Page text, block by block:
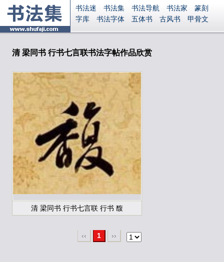
书法迷 书法集 书法导航 书法家
篆刻
字库
书法字体 五体书 古风书
甲骨文
集字
字形 大字 篆刻之家
起名
识字 英语 印章
字体下载
免费字体
Ai矢量
南无阿弥陀佛
安全网站
显广告
清 梁同书 行书七言联书法字帖作品欣赏
清 梁同书 行书七言联 行书 馥
‹‹ 1 ››